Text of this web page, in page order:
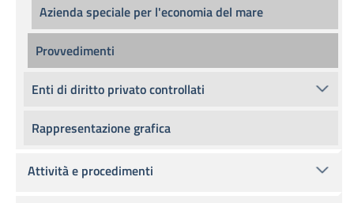
Azienda speciale per l'economia del mare
Provvedimenti
Enti di diritto privato controllati
Rappresentazione grafica
Attività e procedimenti